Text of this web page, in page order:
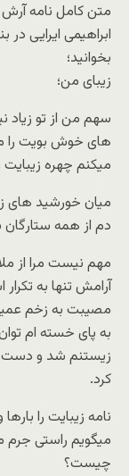
ابراهیمی ایرایی در
بخوانید؛
زیبای من؛
سهم من از تو
های خوش بویت را
میکنم چهره زیبایت
میان خورشید های
دم از همه ستارگان
مهم نیست مرا از
آرامش تنها به
مصیبت به زخم
به پای خسته ام
زیستنم شد و دست
کرد.
نامه زیبایت را
میگویم راستی جرم
چیست؟